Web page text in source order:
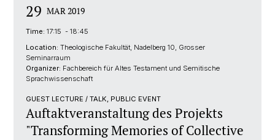
29 MAR 2019
Time: 17:15 - 18:45
Location: Theologische Fakultät, Nadelberg 10, Grosser
Seminarraum
Organizer: Fachbereich für Altes Testament und Semitische
Sprachwissenschaft
GUEST LECTURE / TALK, PUBLIC EVENT
Auftaktveranstaltung des Projekts
"Transforming Memories of Collective